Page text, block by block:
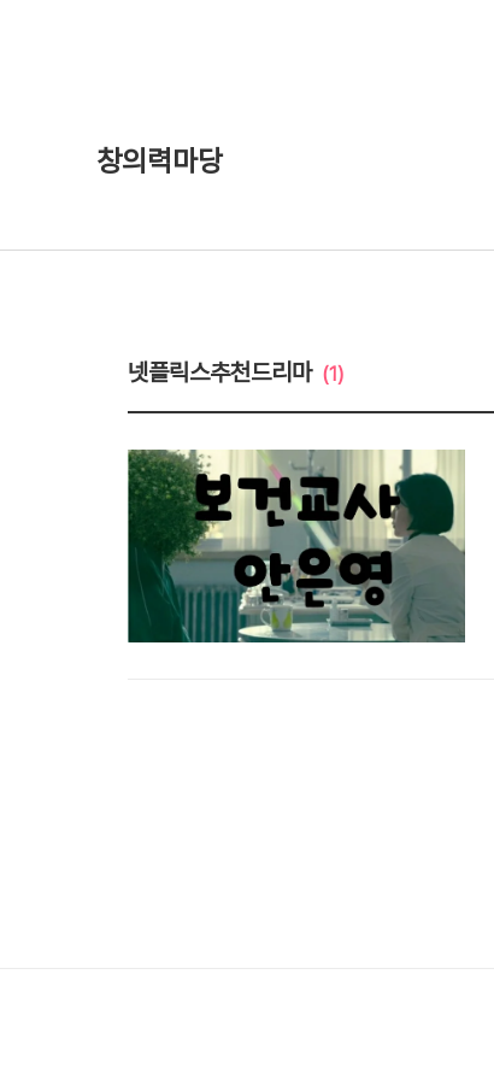
창의력마당
넷플릭스추천드리마 (1)